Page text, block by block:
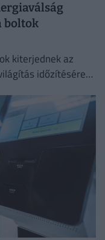
boltok
kiterjednek az
időzítésére